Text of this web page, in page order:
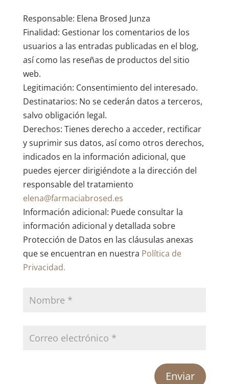
Responsable: Elena Brosed Junza
Finalidad: Gestionar los comentarios de los
usuarios a las entradas publicadas en el blog,
así como las reseñas de productos del sitio
web.
Legitimación: Consentimiento del interesado.
Destinatarios: No se cederán datos a terceros,
salvo obligación legal.
Derechos: Tienes derecho a acceder, rectificar
y suprimir sus datos, así como otros derechos,
indicados en la información adicional, que
puedes ejercer dirigiéndote a la dirección del
responsable del tratamiento
elena@farmaciabrosed.es
Información adicional: Puede consultar la
información adicional y detallada sobre
Protección de Datos en las cláusulas anexas
que se encuentran en nuestra Política de
Privacidad.
Enviar